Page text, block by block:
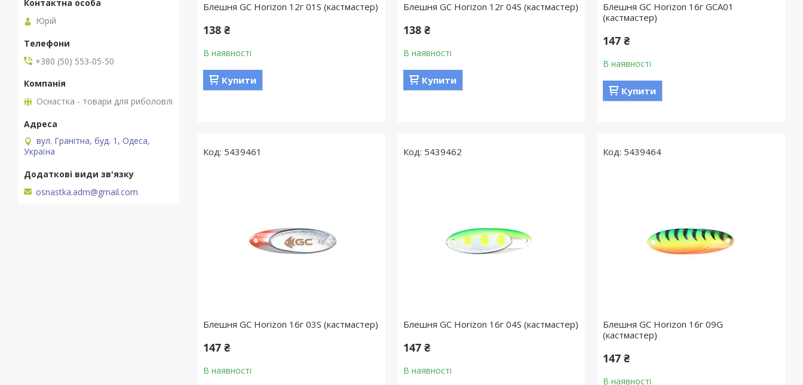
Блешня GC Horizon 12г 01S (кастмастер)
138 ₴
В наявності
Купити
Блешня GC Horizon 12г 04S (кастмастер)
138 ₴
В наявності
Купити
Блешня GC Horizon 16г GCA01
(кастмастер)
147 ₴
В наявності
Купити
5439461
Блешня GC Horizon 16г 03S (кастмастер)
147 ₴
В наявності
5439462
Блешня GC Horizon 16г 04S (кастмастер)
147 ₴
В наявності
5439464
Блешня GC Horizon 16г 09G
(кастмастер)
147 ₴
В наявності
Юрій
+380 (50) 553-05-50
Оснастка - товари для риболовлі
вул. Гранітна, буд. 1, Одеса,
Україна
osnastka.adm@gmail.com